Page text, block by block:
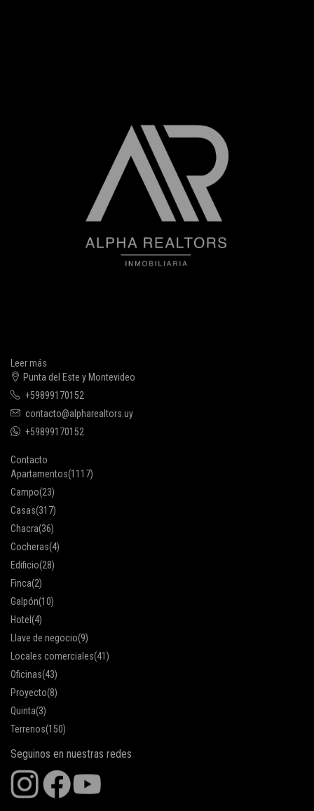
Leer más
Punta del Este y Montevideo
+59899170152
contacto@alpharealtors.uy
+59899170152
Contacto
Apartamentos(1117)
Campo(23)
Casas(317)
Chacra(36)
Cocheras(4)
Edificio(28)
Finca(2)
Galpón(10)
Hotel (4)
Llave de negocio(9)
Locales comerciales(41)
Oficinas(43)
Proyecto(8)
Quinta(3)
Terrenos(150)
Seguinos en nuestras redes